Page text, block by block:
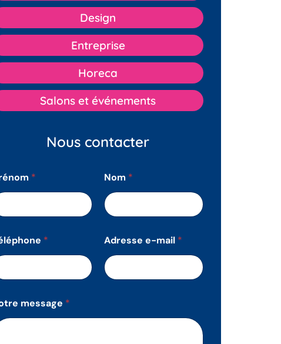
Design
Entreprise
Horeca
Salons et événements
Nous contacter
* Nom *
* Adresse e-mail *
message *